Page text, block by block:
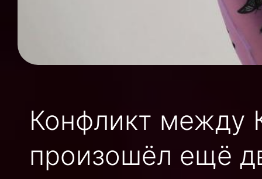
Конфликт между
произошёл ещё